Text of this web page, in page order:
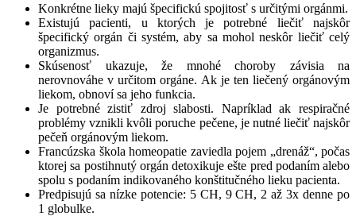
Konkrétne lieky majú špecifickú spojitosť s určitými orgánmi.
Existujú pacienti, u ktorých je potrebné liečiť najskôr
špecifický orgán či systém, aby sa mohol neskôr liečiť celý
organizmus.
Skúsenosť ukazuje, že mnohé choroby závisia na
nerovnováhe v určitom orgáne. Ak je ten liečený orgánovým
liekom, obnoví sa jeho funkcia.
Je potrebné zistiť zdroj slabosti. Napríklad ak respiračné
problémy vznikli kvôli poruche pečene, je nutné liečiť najskôr
pečeň orgánovým liekom.
Francúzska škola homeopatie zaviedla pojem „drenáž“, počas
ktorej sa postihnutý orgán detoxikuje ešte pred podaním alebo
spolu s podaním indikovaného konštitučného lieku pacienta.
Predpisujú sa nízke potencie: 5 CH, 9 CH, 2 až 3x denne po
1 globulke.